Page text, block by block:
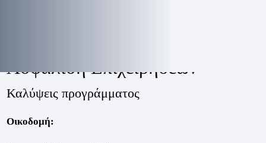
Ασφάλιση Επιχειρήσεων
Καλύψεις προγράμματος
Οικοδομή: